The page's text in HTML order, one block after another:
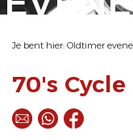
Je bent hier: Oldtimer
70's